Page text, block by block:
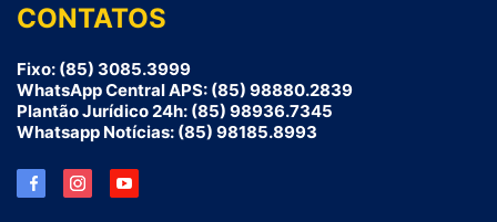
CONTATOS
Fixo: (85) 3085.3999
WhatsApp Central APS: (85) 98880.2839
Plantão Jurídico 24h: (85) 98936.7345
Whatsapp Notícias: (85) 98185.8993